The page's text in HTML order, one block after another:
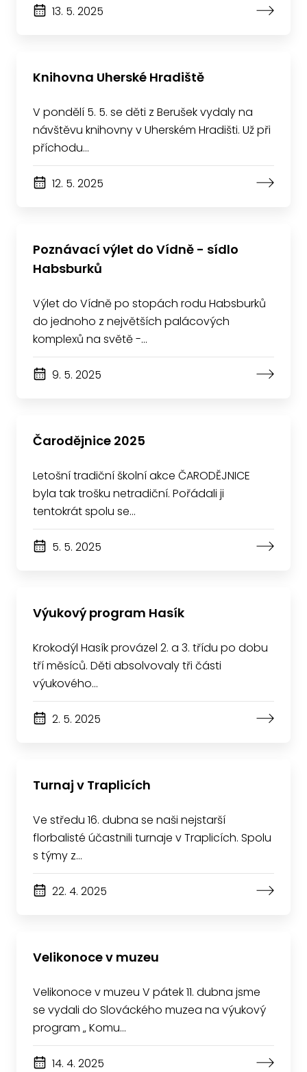
13. 5. 2025
Knihovna Uherské Hradiště
V pondělí 5. 5. se děti z Berušek vydaly na
návštěvu knihovny v Uherském Hradišti. Už při
příchodu…
12. 5. 2025
Poznávací výlet do Vídně - sídlo
Habsburků
Výlet do Vídně po stopách rodu Habsburků
do jednoho z největších palácových
komplexů na světě -…
9. 5. 2025
Čarodějnice 2025
Letošní tradiční školní akce ČARODĚJNICE
byla tak trošku netradiční. Pořádali ji
tentokrát spolu se…
5. 5. 2025
Výukový program Hasík
Krokodýl Hasík provázel 2. a 3. třídu po dobu
tří měsíců. Děti absolvovaly tři části
výukového…
2. 5. 2025
Turnaj v Traplicích
Ve středu 16. dubna se naši nejstarší
florbalisté účastnili turnaje v Traplicích. Spolu
s týmy z…
22. 4. 2025
Velikonoce v muzeu
Velikonoce v muzeu V pátek 11. dubna jsme
se vydali do Slováckého muzea na výukový
program „ Komu…
14. 4. 2025